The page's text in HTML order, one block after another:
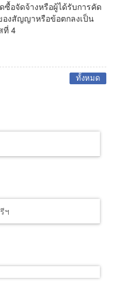
อจัดจ้างหรือผู้ได้รับการคัด
องสัญญาหรือข้อตกลงเป็น
ที่ 4
ทั้งหมด
ฯ